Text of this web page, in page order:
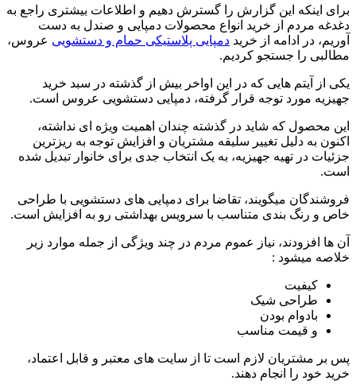
برای اینکه این گزارش را گسترش دهیم و اطلاعات بیشتری راجع به
دغدغه مردم از خرید انواع محصولات دمپایی و صندل به دست
آوریم، در ادامه از خرید دمپایی پلاستیکی حمام و دستشویی عروس،
مطالبی را جستجو کردیم.
یکی از آیتم هایی که در این اواخر بیش از گذشته در سبد خرید
جهیزیه مورد توجه قرار گرفته، دمپایی دستشویی عروس است.
این محصول که شاید در گذشته چندان اهمیت ویژه ای نداشته،
اکنون به دلیل تغییر سلیقه مشتریان و افزایش توجه به ریزترین
جزئیات در تهیه جهیزیه، به یک انتخاب جدی برای خانوار تبدیل شده
است.
فروشندگان میگویند، تقاضا برای دمپایی های دستشویی با طراحی
خاص و رنگ بندی متناسب با سرویس بهداشتی رو به افزایش است.
آن ها افزودند، نیاز عموم مردم در چند ویژگی از جمله موارد زیر
خلاصه میشود :
کیفیت
طراحی شیک
بادوام بودن
و قیمت مناسب
پس بر مشتریان لازم است تا از سایت های معتبر و قابل اعتماد،
خرید خود را انجام دهند.